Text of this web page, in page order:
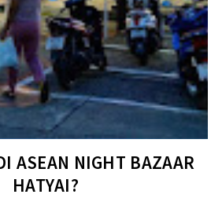
ASEAN NIGHT BAZAAR
HATYAI?